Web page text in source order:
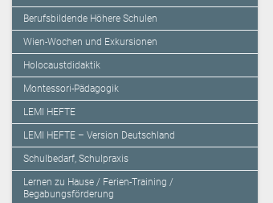
Berufsbildende Höhere Schulen
Wien-Wochen und Exkursionen
Holocaustdidaktik
Montessori-Pädagogik
LEMI HEFTE
LEMI HEFTE – Version Deutschland
Schulbedarf, Schulpraxis
Lernen zu Hause / Ferien-Training /
Begabungsförderung